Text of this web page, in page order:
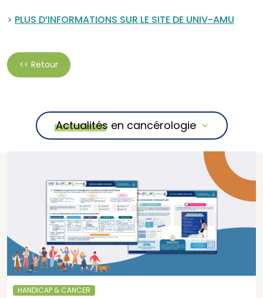
> PLUS D’INFORMATIONS SUR LE SITE DE UNIV-AMU
<< Retour
Actualités en cancérologie
HANDICAP & CANCER